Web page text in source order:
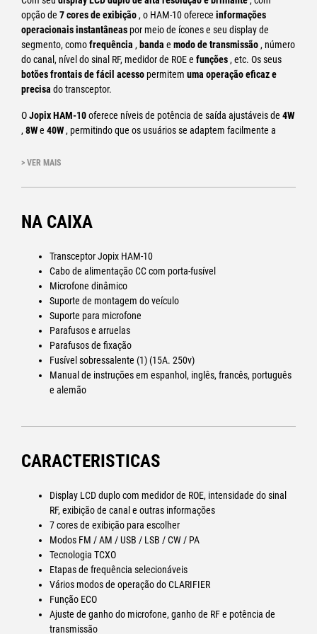
opção de 7 cores de exibição , o HAM-10 oferece informações
operacionais instantâneas por meio de ícones e seu display de
segmento, comofrequência , banda e modo de transmissão , número
do canal, nível do sinal RF, medidor de ROE e funções , etc. Os seus
botões frontais de fácil acesso permitem uma operação eficaz e
precisa do transceptor.
OJopix HAM-10oferece níveis de potência de saída ajustáveis ​​de 4W
, 8We 40W, permitindo que os usuários se adaptem facilmente a
umgrande número de funções operacionais
Microphone Gain Adjustment, TalkBack, Scan List, TOT,Digital RFG
garantemuma comunicação precisa e confiável
Faixa de frequência: 28.000 – 29.700 MHz
Bandas: A/B/C/D/E/F/G/H/I /J
Número de canais: 40 canais por padrão em cada banda
Controle de frequência: Sintetizado por PLL
Saltos de frequência: 10Hz / 100Hz / 1kHz / 5kHz / 10kHz /
100kHz / 1 MHz
Tolerância de frequência: ±0,005%
Estabilidade de frequência: 0,001%
Temperatura de operação: -10° a +50°C
silenciador)
mm
Peso: 1,5 kg
TRANSMISSOR:
Potência de transmissão: 12 W (AM) / 40 W (FM/SSB/CW)
Tipo de modulação: FM / AM / USB / LSB / CW
Distorção de intermodulação: SSB: 3ª ordem >-25dB / 5ª
ordem >-35dB
Supressão de portadora SSB: 55dB
> VER MAIS
NA CAIXA
Transceptor Jopix HAM-10
Cabo de alimentação CC com porta-fusível
Microfone dinâmico
Suporte de montagem do veículo
Suporte para microfone
Parafusos e arruelas
Parafusos de fixação
Fusível sobressalente (1) (15A. 250v)
Manual de instruções em espanhol, inglês, francês, português
e alemão
CARACTERISTICAS
Display LCD duplo com medidor de ROE, intensidade do sinal
RF, exibição de canal e outras informações
7 cores de exibição para escolher
Modos FM / AM / USB / LSB / CW / PA
Tecnologia TCXO
Etapas de frequência selecionáveis
Vários modos de operação do CLARIFIER
Função ECO
Ajuste de ganho do microfone, ganho de RF e potência de
transmissão